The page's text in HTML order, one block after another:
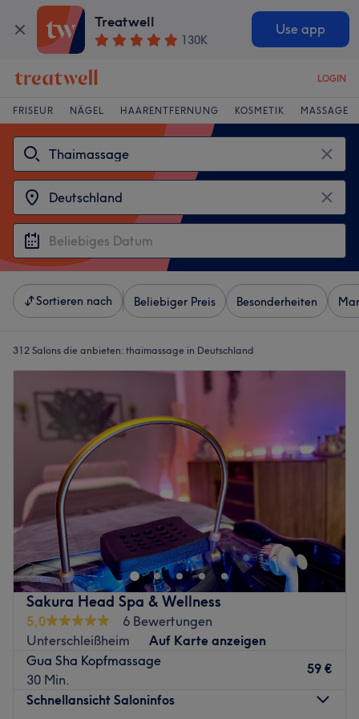
Treatwell
130K
Use app
LOGIN
FRISEUR NÄGEL HAARENTFERNUNG KOSMETIK MASSAGE
Sortieren nach Beliebiger Preis Besonderheiten
312 Salons die anbieten: thaimassage in Deutschland
Sakura Head Spa & Wellness
5,0
6 Bewertungen
Unterschleißheim
Auf Karte anzeigen
Gua Sha Kopfmassage
30 Min.
59 €
Schnellansicht Saloninfos